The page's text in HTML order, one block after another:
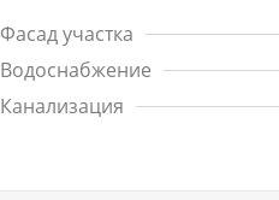
Фасад участка
Водоснабжение
Канализация